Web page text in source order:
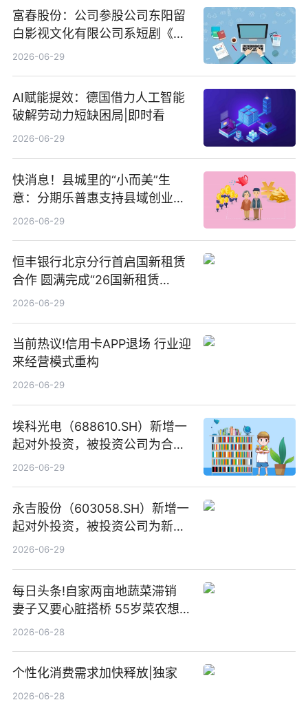
富春股份：公司参股公司东阳留
白影视文化有限公司系短剧《风
声之双生谜局》的出品方 热门看
2026-06-29
AI赋能提效：德国借力人工智能
破解劳动力短缺困局|即时看
2026-06-29
快消息！县城里的“小而美”生
意：分期乐普惠支持县域创业者
扎根生长
2026-06-29
恒丰银行北京分行首启国新租赁
合作 圆满完成“26国新租赁
SCP003”发行_焦点精选
2026-06-29
当前热议!信用卡APP退场 行业迎
来经营模式重构
2026-06-29
埃科光电（688610.SH）新增一
起对外投资，被投资公司为合肥
元随信息技术有限公司
2026-06-29
永吉股份（603058.SH）新增一
起对外投资，被投资公司为新绘
纪（重庆）科技有限公司
2026-06-29
每日头条!自家两亩地蔬菜滞销
妻子又要心脏搭桥 55岁菜农想
多卖点菜筹治病钱
2026-06-28
个性化消费需求加快释放|独家
2026-06-28